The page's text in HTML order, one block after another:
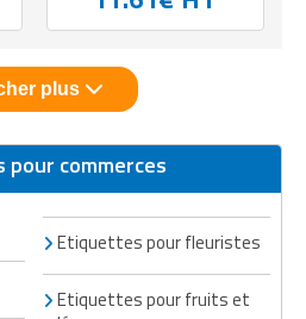
commerces
Etiquettes pour fleuristes
Etiquettes pour fruits et
plus